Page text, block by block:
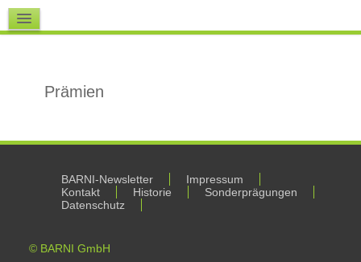
Downloads
Prämien
BARNI-Newsletter
Impressum
Kontakt
Historie
Sonderprägungen
Datenschutz
© BARNI GmbH